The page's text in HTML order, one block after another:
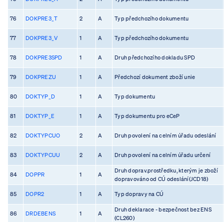
76 DOKPRE3_T 2 A Typ předchozího dokumentu
77 DOKPRE3_V 1 A Typ předchozího dokumentu
78 DOKPRE3SPD 1 A Druh předchozího dokladu SPD
79 DOKPREZU 1 A Předchozí dokument zboží unie
80 DOKTYP_D 1 A Typ dokumentu
81 DOKTYP_E 1 A Typ dokumentu pro eCeP
82 DOKTYPCUO 2 A Druh povolení na celním úřadu odeslání
83 DOKTYPCUU 2 A Druh povolení na celním úřadu určení
84 DOPPR 1 A
Druh doprav.prostředku, kterým je zboží
dopravováno od CÚ odeslání(JCD18)
85 DOPR2 1 A Typ dopravy na CÚ
86 DRDEBENS 1 A
Druh deklarace - bezpečnost bez ENS
(CL260)